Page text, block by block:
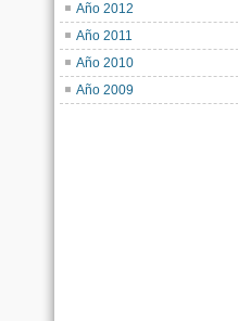
Año 2012
Año 2011
Año 2010
Año 2009